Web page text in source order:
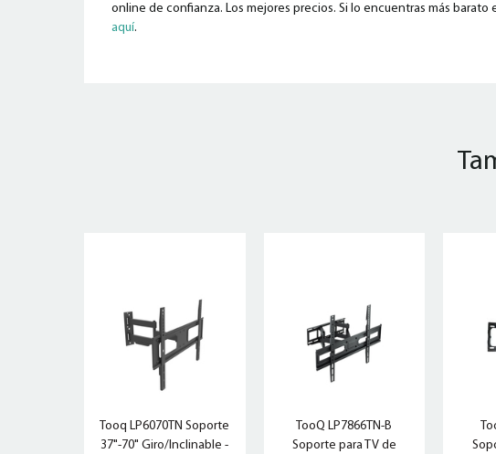
online de confianza. Los mejores precios. Si lo encuentras más barato
aquí.
Tooq LP6070TN Soporte
37"-70" Giro/Inclinable -
TooQ LP7866TN-B
Soporte para TV de